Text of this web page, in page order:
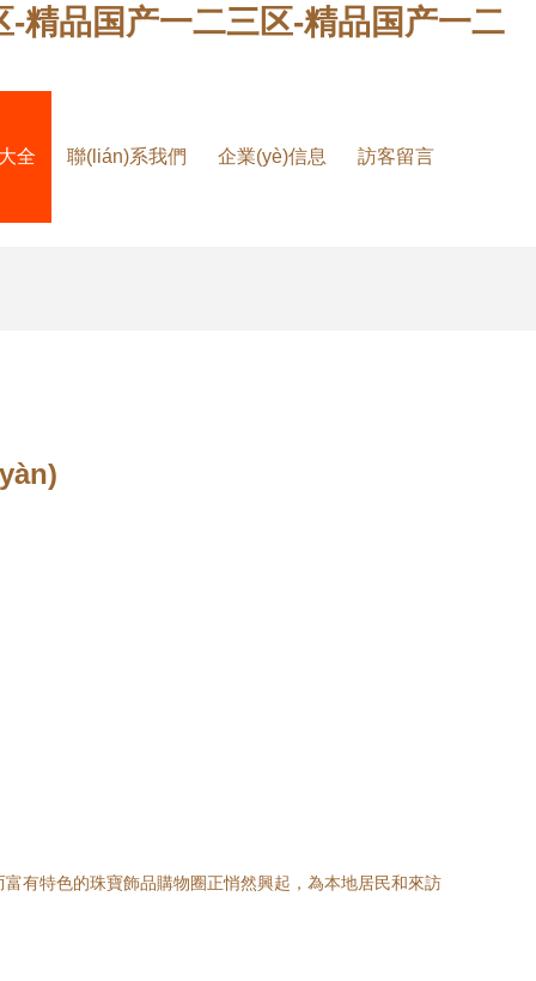
精品国产一二三区-精品国产一二
全 聯(lián)系我們 企業(yè)信息 訪客留言
有特色的珠寶飾品購物圈正悄然興起，為本地居民和來訪